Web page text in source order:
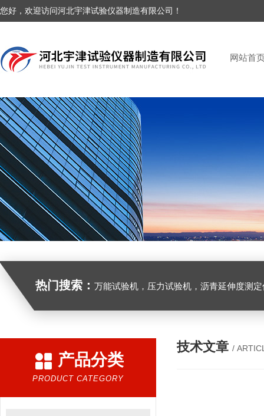
您好，欢迎访问河北宇津试验仪器制造有限公司！
网站首
热门搜索： 万能试验机，压力试验机，沥青延伸度测定仪，沥青混合料拌合机，全自动沥青混合料离心式抽提仪，马歇尔电动
产品分类
PRODUCT CATEGORY
技术文章 /